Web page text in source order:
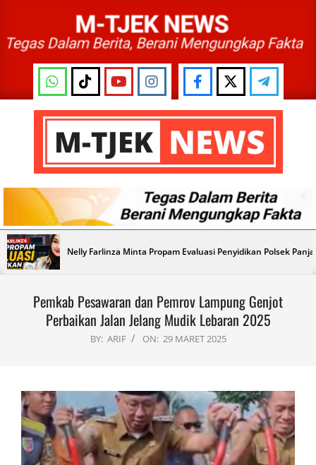
content
M-
TJEK
NEWS
Primary
Navigation
Menu
Nelly Farlinza Minta Propam Evaluasi Penyidikan Polsek
Pemkab Pesawaran dan Pemrov Lampung Genjot
Perbaikan Jalan Jelang Mudik Lebaran 2025
BY: ARIF ON: 29 MARET 2025